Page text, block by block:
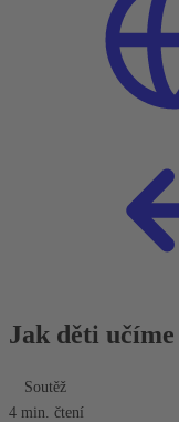
Jak děti
Soutěž
4 min. čtení